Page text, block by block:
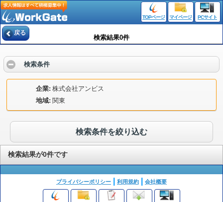
TOPページ マイページ PCサイト
戻る
検索結果0件
検索条件
企業 株式会社アンビス
地域 関東
検索条件を絞り込む
検索結果が0件です
プライバシーポリシー 利用規約 会社概要